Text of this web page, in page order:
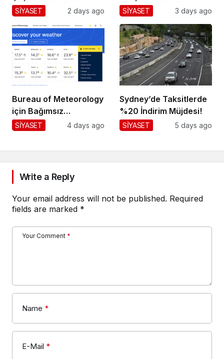
SİYASET 2 days ago
Dökülüyor!
SİYASET 3 days ago
Bureau of Meteorology
için Bağımsız
Değerlendirme!
SİYASET 4 days ago
Sydney’de Taksitlerde
%20 İndirim Müjdesi!
SİYASET 5 days ago
Write a Reply
Your email address will not be published. Required
fields are marked *
Your Comment *
Name *
E-Mail *